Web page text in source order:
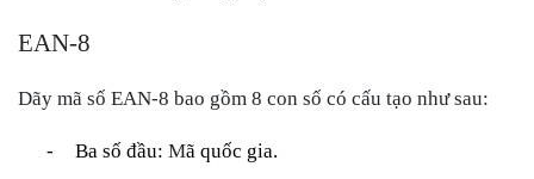
EAN-8
Dãy mã số EAN-8 bao gồm 8 con số có cấu tạo như sau:
- Ba số đầu: Mã quốc gia.